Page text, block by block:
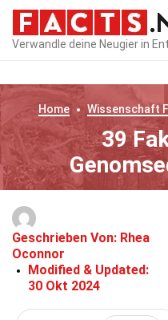
Verwandle deine Neugier in
Home Wissenschaft
39
Geschrieben Von: Rhea
Oconnor
Modified & Updated:
30 Okt 2024